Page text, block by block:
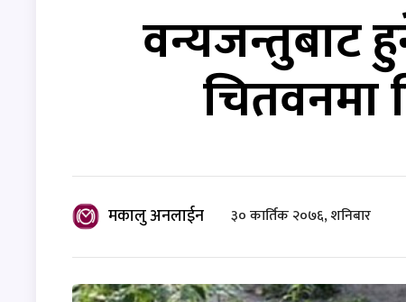
वन्यजन्तुबाट
चितवनमा
मकालु अनलाईन ३० कार्तिक २०७६, शनिबार